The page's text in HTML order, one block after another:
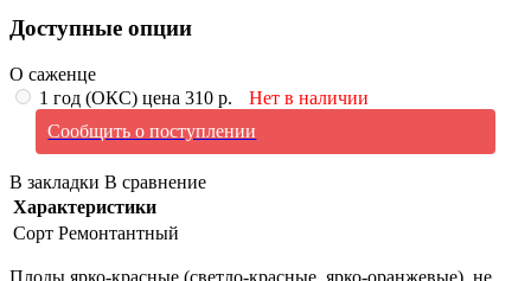
Доступные опции
О саженце
1 год (ОКС) цена 310 р.
Нет в наличии
Сообщить о поступлении
В закладки В сравнение
Характеристики
Сорт Ремонтантный